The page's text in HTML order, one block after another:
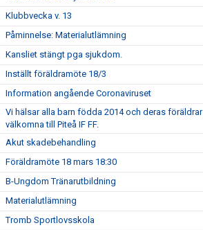
Klubbvecka v. 13
Påminnelse: Materialutlämning
Kansliet stängt pga sjukdom.
Inställt föräldramöte 18/3
Information angående Coronaviruset
Vi hälsar alla barn födda 2014 och deras föräldrar
välkomna till Piteå IF FF.
Akut skadebehandling
Föräldramöte 18 mars 18:30
B-Ungdom Tränarutbildning
Materialutlämning
Tromb Sportlovsskola